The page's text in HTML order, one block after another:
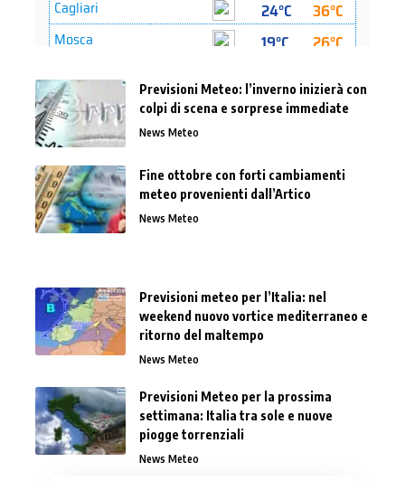
Previsioni Meteo: l’inverno inizierà con
colpi di scena e sorprese immediate
News Meteo
Fine ottobre con forti cambiamenti
meteo provenienti dall’Artico
News Meteo
Previsioni meteo per l’Italia: nel
weekend nuovo vortice mediterraneo e
ritorno del maltempo
News Meteo
Previsioni Meteo per la prossima
settimana: Italia tra sole e nuove
piogge torrenziali
News Meteo